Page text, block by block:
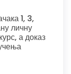
1, 3,
личну
а доказ